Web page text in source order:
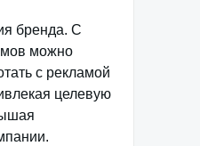
бренда. С
можно
с рекламой
целевую